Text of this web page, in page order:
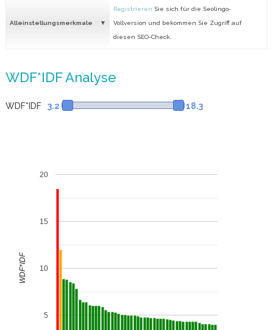
Alleinstellungsmerkmale
Registrieren Sie sich für die Seolingo-
Vollversion und bekommen Sie Zugriff auf
diesen SEO-Check.
WDF*IDF Analyse
WDF*IDF 3.2 18.3
5
10
15
20
WDF*IDF